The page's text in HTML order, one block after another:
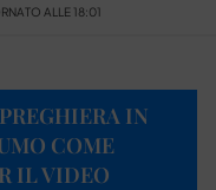
ALLE 18:01
IN
COME
IL VIDEO